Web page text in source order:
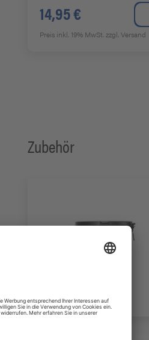
14,95 €
Preis inkl. 19% MwSt.zzgl. Versand
Zubehör